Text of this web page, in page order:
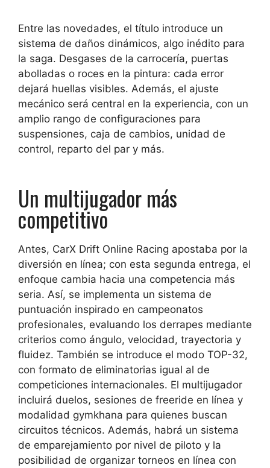
Entre las novedades, el título introduce un
sistema de daños dinámicos, algo inédito para
la saga. Desgases de la carrocería, puertas
abolladas o roces en la pintura: cada error
dejará huellas visibles. Además, el ajuste
mecánico será central en la experiencia, con un
amplio rango de configuraciones para
suspensiones, caja de cambios, unidad de
control, reparto del par y más.
Un multijugador más
competitivo
Antes, CarX Drift Online Racing apostaba por la
diversión en línea; con esta segunda entrega, el
enfoque cambia hacia una competencia más
seria. Así, se implementa un sistema de
puntuación inspirado en campeonatos
profesionales, evaluando los derrapes mediante
criterios como ángulo, velocidad, trayectoria y
fluidez. También se introduce el modo TOP-32,
con formato de eliminatorias igual al de
competiciones internacionales. El multijugador
incluirá duelos, sesiones de freeride en línea y
modalidad gymkhana para quienes buscan
circuitos técnicos. Además, habrá un sistema
de emparejamiento por nivel de piloto y la
posibilidad de organizar torneos en línea con